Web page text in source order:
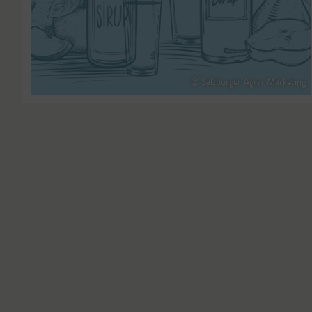
© Salzburger Agrar Marketing